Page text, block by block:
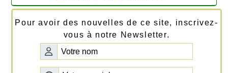
Pour avoir des nouvelles de ce site, inscrivez-
vous à notre Newsletter.